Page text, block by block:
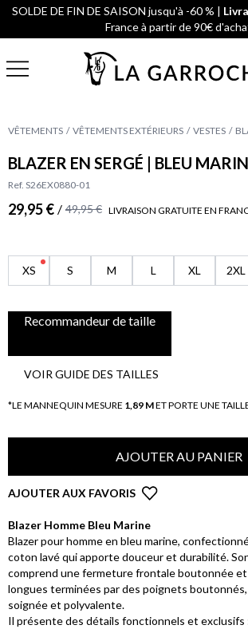
SOLDE DE FIN DE SAISON jusqu'à -60 % |
France à partir de 90€
VÊTEMENTS VÊTEMENTS EXTÉRIEURS VESTES
BLAZER EN SERGÉ | BLEU
Ref. S26EX0880-01
29,95 € / 49,95 € LIVRAISON GRATUITE EN
XS S M L XL 2XL
Recommandeur de taille
VOIR GUIDE DES TAILLES
*LE MANNEQUIN MESURE 1,89 MET PORTE UNE
AJOUTER AU PANIER
AJOUTER AUX FAVORIS
Blazer Homme Bleu Marine
Blazer pour homme en bleu marine,
coton lavé qui apporte douceur et durabilité.
comprend une fermeture frontale boutonnée et
longues terminées par des poignets
soignée et polyvalente.
Il présente des détails fonctionnels et exclusifs